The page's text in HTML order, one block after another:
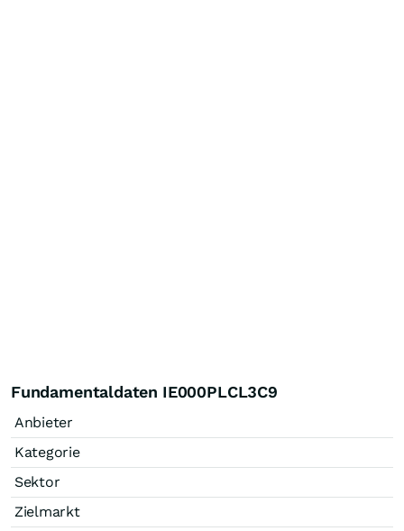
Fundamentaldaten IE000PLCL3C9
Anbieter
Kategorie
Sektor
Zielmarkt